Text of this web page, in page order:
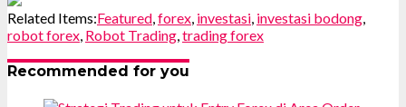
Related Items:Featured forex investasi investasi bodong
robot forex Robot Trading trading forex
Recommended for you